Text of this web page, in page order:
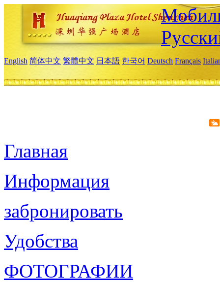
English 简体中文 繁體中文 日本語 한국어 Deutsch Français
Главная
Информация
забронировать
Удобства
ФОТОГРАФИИ